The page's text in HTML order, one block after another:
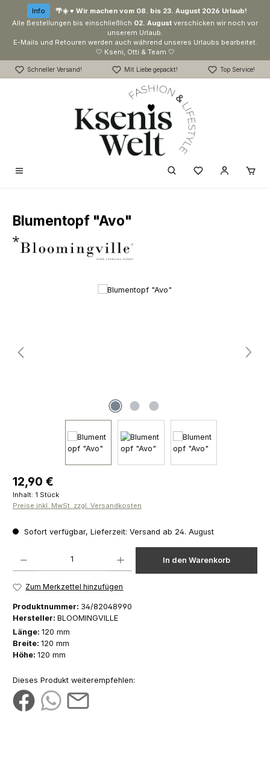
Zum Hauptinhalt springen
Info
🌴☀️ ♥ Wir machen vom 08. bis 23. August 2026 Urlaub!
Alle Bestellungen bis einschließlich 02. August verschicken wir noch vor
unserem Urlaub.
E-Mails und Retouren werden auch während unseres Urlaubs bearbeitet.
🤍 Kseni, Otti & Team 🤍
Schneller Versand! Mit Liebe gepackt! Top Service!
Du hast 0
Blumentopf "Avo"
Bildergalerie überspringen
Regulärer Preis:
12,90 €
Inhalt: 1 Stück
Preise inkl. MwSt. zzgl. Versandkosten
Sofort verfügbar, Lieferzeit: Versand ab 24. August
In den Warenkorb
Zum Merkzettel hinzufügen
Produktnummer: 34/82048990
Hersteller: BLOOMINGVILLE
Länge: 120 mm
Breite: 120 mm
Höhe: 120 mm
Dieses Produkt weiterempfehlen: